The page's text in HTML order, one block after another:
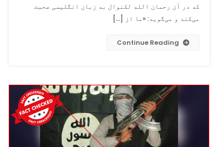
واشنګتن
به
بر
متهم
است،
یک
ویدیو
کلیپ
که
که در آن رحمان الله لکنوال به زبان انگلیسی صحبت
می‌کند و می‌گوید: «ما از […]
Continue Reading